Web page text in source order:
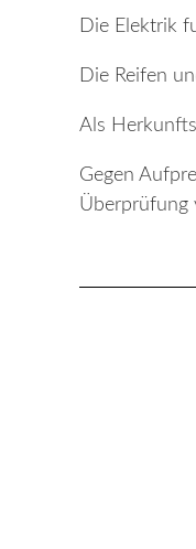
Die Elektrik
Die Reifen
Als
Gegen
Überprüfung